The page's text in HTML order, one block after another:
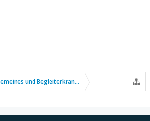
und Begleiterkrankungen